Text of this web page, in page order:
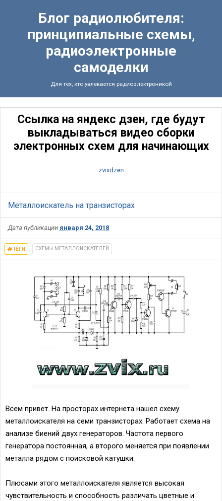
Блог радиолюбителя:
принципиальные схемы,
радиоэлектронные
самоделки
Для тех, кто увлекается радиоэлектроникой
Ссылка на яндекс дзен, где будут
выкладываться видео сборки
электронных схем для начинающих
zvixdzen
Металлоискатель на транзисторах
Дата публикации января 24, 2018
ТЕГИ СХЕМЫ МЕТАЛЛОИСКАТЕЛЕЙ
Всем привет. На просторах интернета нашел схему
металлоискателя на семи транзисторах. Работает схема на
анализе биений двух генераторов. Частота первого
генератора постоянная, а второго меняется при появлении
металла рядом с поисковой катушки.
Плюсами этого металлоискателя является высокая
чувствительность и способность различать цветные и